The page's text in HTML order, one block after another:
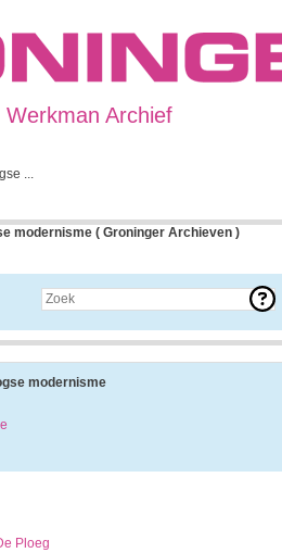
Werkman Archief
...
modernisme ( Groninger Archieven )
informatie over een bepaald archief.
o.m. de omvang, vindplaats,
interessante informatie over de
de hiërarchie gevolgd. De rubrieken in
modernisme
Ploeg